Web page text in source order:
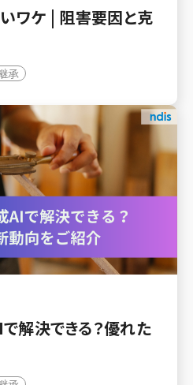
ワケ | 阻害要因と克
承
解決できる？優れた